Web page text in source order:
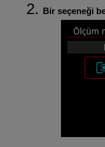
Bir seçeneği